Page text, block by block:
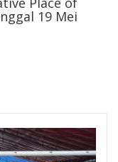
19 Mei